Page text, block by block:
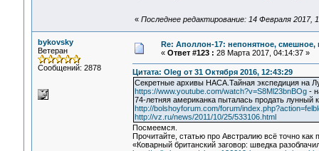
« Последнее редактирование: 14 Февраля 2017,
bykovsky
Ветеран
Сообщений: 2878
Re: Аполлон-17: непонятное, смешное,
« Ответ #123 : 28 Марта 2017, 04:14:37 »
Цитата: Oleg от 31 Октября 2016, 12:43:29
Секретные архивы НАСА.Тайная экспедиция на
https://www.youtube.com/watch?v=S8Ml23bnBOg-
74-летняя американка пыталась продать лунный
http://bolshoyforum.com/forum/
http://vz.ru/news/2011/10/25/533106.html
Посмеемся.
Прочитайте, статью про Австралию всё точно как
«Коварный британский заговор: шведка